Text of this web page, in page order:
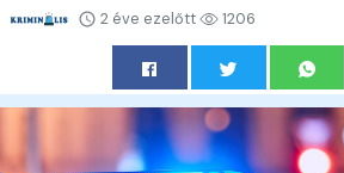
2 éve ezelőtt 1206